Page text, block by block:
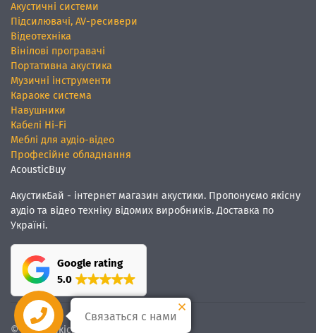
Акустичні системи
Підсилювачі, AV-ресивери
Відеотехніка
Вінілові програвачі
Портативна акустика
Музичні інструменти
Караоке система
Навушники
Кабелі Hi-Fi
Меблі для аудіо-відео
Професійне обладнання
AcousticBuy
АкустикБай - інтернет магазин акустики. Пропонуємо якісну
аудіо та відео техніку відомих виробників. Доставка по
Україні.
Google rating
5.0
© Ми якісний звук
Связаться с нами